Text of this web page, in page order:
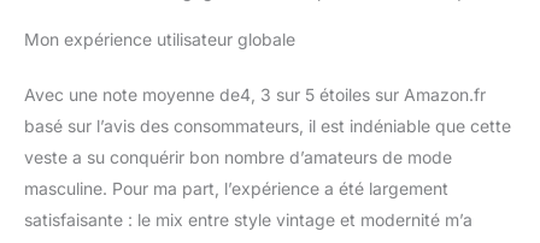
Mon expérience utilisateur globale
Avec une note moyenne de4, 3 sur 5 étoiles sur Amazon.fr
basé sur l’avis des consommateurs, il est indéniable que cette
veste a su conquérir bon nombre d’amateurs de mode
masculine. Pour ma part, l’expérience a été largement
satisfaisante : le mix entre style vintage et modernité m’a